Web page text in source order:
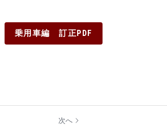
乗用車編 訂正PDF
次へ